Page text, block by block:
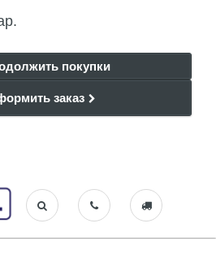
покупки
заказ